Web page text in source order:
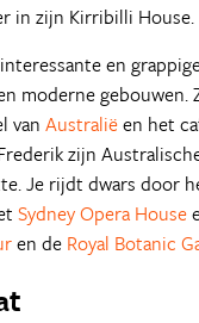
in zijn Kirribilli House.
en
moderne gebouwen.
van Australiëen het
zijn
Je rijdt dwars door
Sydney Opera House
en de Royal Botanic